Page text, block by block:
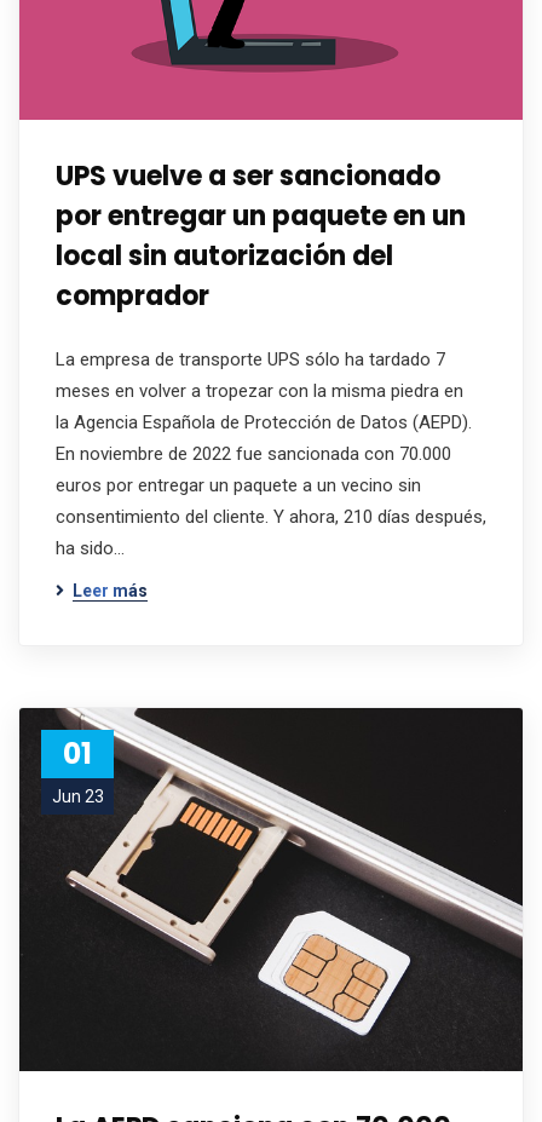
UPS vuelve a ser sancionado
por entregar un paquete en un
local sin autorización del
comprador
La empresa de transporte UPS sólo ha tardado 7
meses en volver a tropezar con la misma piedra en
la Agencia Española de Protección de Datos (AEPD).
En noviembre de 2022 fue sancionada con 70.000
euros por entregar un paquete a un vecino sin
consentimiento del cliente. Y ahora, 210 días después,
ha sido…
Leer más
01
Jun 23